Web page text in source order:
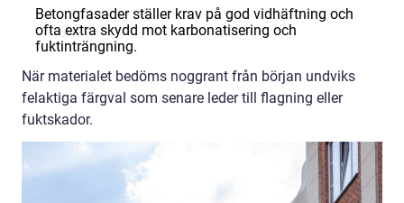
Betongfasader ställer krav på god vidhäftning och
ofta extra skydd mot karbonatisering och
fuktinträngning.
När materialet bedöms noggrant från början undviks
felaktiga färgval som senare leder till flagning eller
fuktskador.